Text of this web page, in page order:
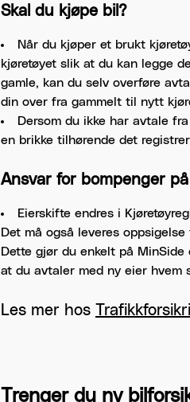
Skal du kjøpe bil?
Når du kjøper et brukt
kjøretøyet slik at du kan legge
gamle, kan du selv overføre
din over fra gammelt til nytt
Dersom du ikke har avtale
en brikke tilhørende det
Ansvar for bompenger
Eierskifte endres i
Det må også leveres
Dette gjør du enkelt på
at du avtaler med ny eier hvem
Les mer hos
Trenger du ny